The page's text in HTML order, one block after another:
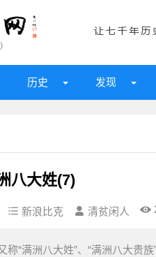
历史 发现
八大姓(7)
新浪比克 清贫闲人
称“满洲八大姓”、“满洲八大贵